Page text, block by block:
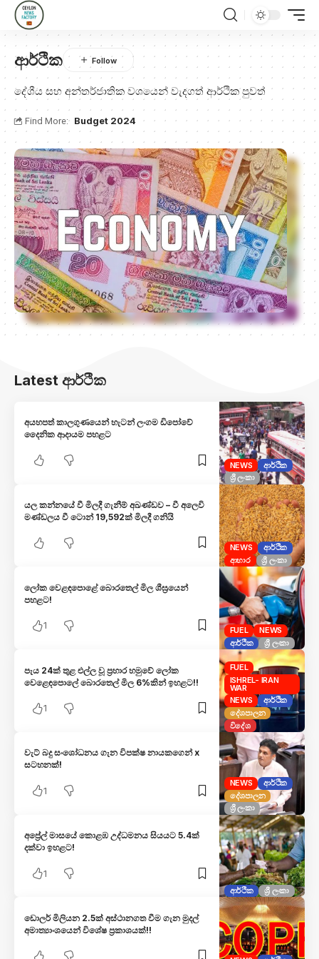
ආර්ථික
දේශීය සහ අන්තර්ජාතික වශයෙන් වැදග​ත් ආර්ථික පුව​ත්
Find More: Budget 2024
Latest ආර්ථික
NEWS
ආර්ථික
ශ්‍රී ලංකා
අයහපත් කාලගුණයෙන් හැටන් ලංගම ඩිපෝවේ
දෛනික ආදායම පහළට
NEWS
ආර්ථික
ආහාර
ශ්‍රී ලංකා
යල කන්නයේ වී මිලදී ගැනීම් අඛණ්ඩව – වී අලෙවි
මණ්ඩලය වී ටොන් 19,592ක් මිලදී ගනියි
FUEL
NEWS
ආර්ථික
ශ්‍රී ලංකා
ලෝක වෙළඳපොළේ බොරතෙල් මිල ශීඝ්‍රයෙන්
පහළට!
1
FUEL
ISHREL- IRAN
WAR
NEWS
ආර්ථික
දේශපාලන
විදේශ
පැය 24ක් තුළ එල්ල වූ ප්‍රහාර හමුවේ ලෝක
වෙළෙඳපොලේ බොරතෙල් මිල 6%කින් ඉහළට!!
1
NEWS
ආර්ථික
දේශපාලන
ශ්‍රී ලංකා
වැට් බදු සංශෝධනය ගැන විපක්ෂ නායකගෙන් x
සටහනක්!
1
ආර්ථික ශ්‍රී ලංකා
අප්‍රේල් මාසයේ කොළඹ උද්ධමනය සියයට 5.4ක්
දක්වා ඉහළට!
1
ඩොලර් මිලියන 2.5ක් අස්ථානගත වීම ගැන මුදල්
අමාත්‍යාංශයෙන් විශේෂ ප්‍රකාශයක්!!